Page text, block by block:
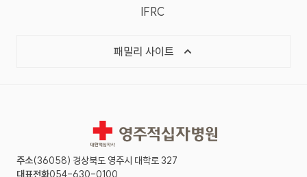
IFRC
패밀리 사이트
영주적십자병원
주소(36058) 경상북도 영주시 대학로 327
대표전화054-630-0100